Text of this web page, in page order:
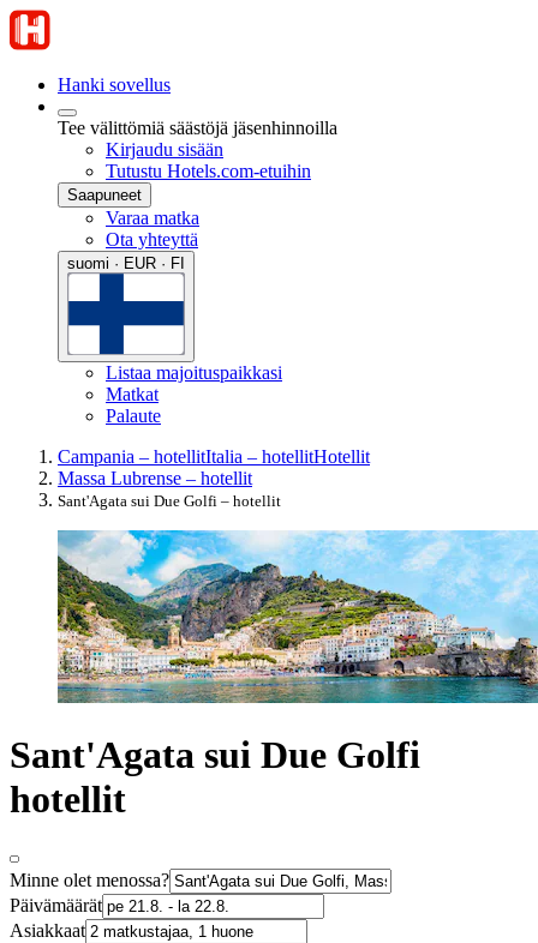
Hanki sovellus
Tee välittömiä säästöjä jäsenhinnoilla
Kirjaudu sisään
Tutustu Hotels.com-etuihin
Saapuneet
Varaa matka
Ota yhteyttä
suomi · EUR · FI
Listaa majoituspaikkasi
Matkat
Palaute
Campania – hotellitItalia – hotellitHotellit
Massa Lubrense – hotellit
Sant'Agata sui Due Golfi – hotellit
Sant'Agata sui Due Golfi
hotellit
Minne olet menossa?
Päivämäärät
Asiakkaat